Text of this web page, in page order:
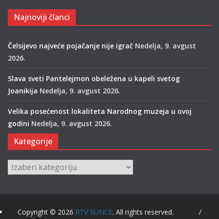
Najnoviji članci
Čelsijevo najveće pojačanje nije igrač Nedelja, 9. avgust
2026.
Slava sveti Pantelejmon obeležena u kapeli svetog
Joanikija Nedelja, 9. avgust 2026.
Velika posećenost lokaliteta Narodnog muzeja u ovoj
godini Nedelja, 9. avgust 2026.
Kategorije
Kategorije
Copyright © 2026 RTV SUNCE. All rights reserved. /